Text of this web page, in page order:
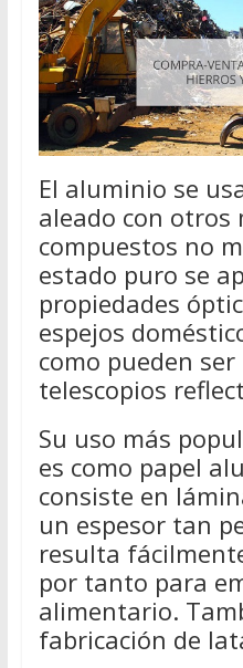
El aluminio se
aleado con otros
compuestos no
estado puro se
propiedades
espejos
como pueden ser
telescopios
Su uso más
es como papel
consiste en
un espesor tan
resulta
por tanto para
alimentario.
fabricación de